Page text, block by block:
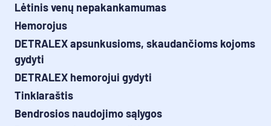
Lėtinis venų nepakankamumas
Hemorojus
DETRALEX apsunkusioms, skaudančioms kojoms
gydyti
DETRALEX hemorojui gydyti
Tinklaraštis
Bendrosios naudojimo sąlygos